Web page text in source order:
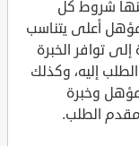
شروط كل
أعلى يتناسب
توافر الخبرة
إليه، وكذلك
مؤهل وخبرة
الطلب.